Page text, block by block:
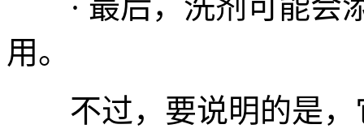
· 最后，洗剂可能会
用。
不过，要说明的是，